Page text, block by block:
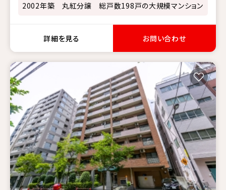
2002年築 丸紅分譲 総戸数198戸の大規模マンション
詳細を見る お問い合わせ